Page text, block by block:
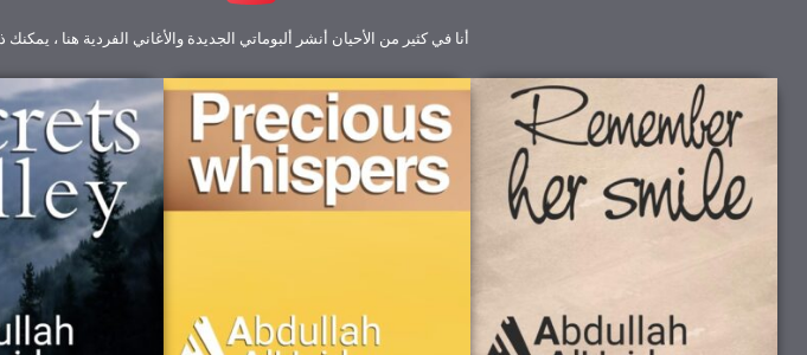
أنا في كثير من الأحيان أنشر ألبوماتي الجديدة والأغاني الفردية هنا